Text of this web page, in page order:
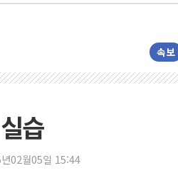
속보
습
02월05일 15:44